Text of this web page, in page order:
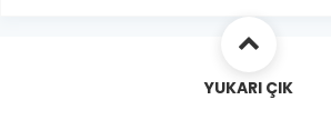
YUKARI ÇIK